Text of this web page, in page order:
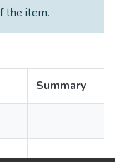
the item.
Summary